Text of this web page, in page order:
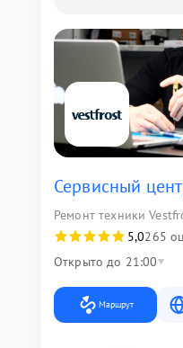
Сервисный
Ремонт техники
5,0265
Открыто до 21:00
Маршрут